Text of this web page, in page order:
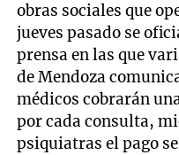
obras sociales que
jueves pasado se
prensa en las que
de Mendoza
médicos cobrarán
por cada consulta,
psiquiatras el pago